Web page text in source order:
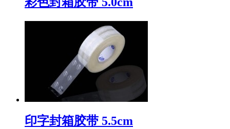
印字封箱胶带 5.5cm